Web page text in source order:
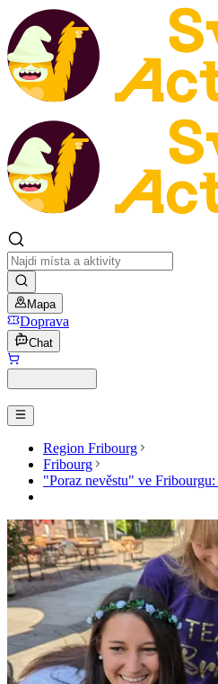
Mapa
Doprava
Chat
Region Fribourg
Fribourg
"Poraz nevěstu" ve